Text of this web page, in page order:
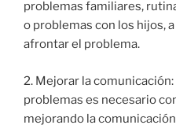
problemas familiares,
o problemas con los hijos,
afrontar el problema.
2. Mejorar la
problemas es necesario
mejorando la